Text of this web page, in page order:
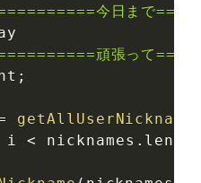
今日まで
頑張って
;
i < nicknames .